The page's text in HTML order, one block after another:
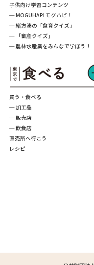
子供向け学習コンテンツ
─ MOGUHAPI モグハピ！
─ 緒方湊の「食育クイズ」
─ 「畜産クイズ」
─ 農林水産業をみんなで学ぼう！
買う・食べる
─ 加工品
─ 販売店
─ 飲食店
直売所へ行こう
レシピ